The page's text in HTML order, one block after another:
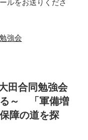
ルをお送りくださ
強会
田合同勉強会
る～ 「軍備増
障の道を探